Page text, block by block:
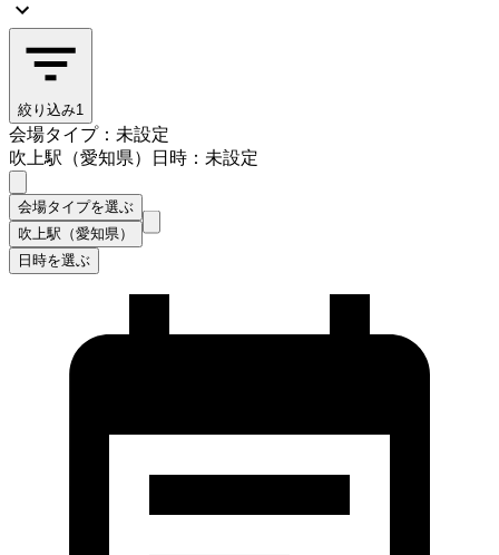
絞り込み1
会場タイプ：未設定
吹上駅（愛知県）
日時：未設定
会場タイプを選ぶ
吹上駅（愛知県）
日時を選ぶ